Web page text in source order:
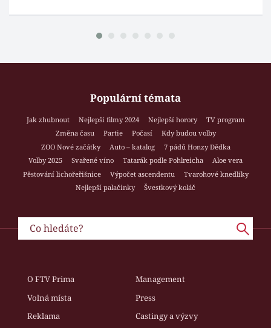
Populární témata
Jak zhubnout Nejlepší filmy 2024 Nejlepší horory
TV program
Změna času
Partie Počasí
Kdy budou volby
ZOO Nové začátky
Auto – katalog
7 pádů Honzy Dědka
Volby 2025
Svařené víno Tatarák podle Pohlreicha
Aloe vera
Pěstování lichořeřišnice
Výpočet ascendentu
Tvarohové knedlíky
Nejlepší palačinky
Švestkový koláč
O FTV Prima
Management
Volná místa
Press
Reklama
Castingy a výzvy